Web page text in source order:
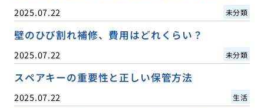
2025.07.22 未分類
壁のひび割れ補修、費用はどれくらい？
2025.07.22 未分類
スペアキーの重要性と正しい保管方法
2025.07.22 生活